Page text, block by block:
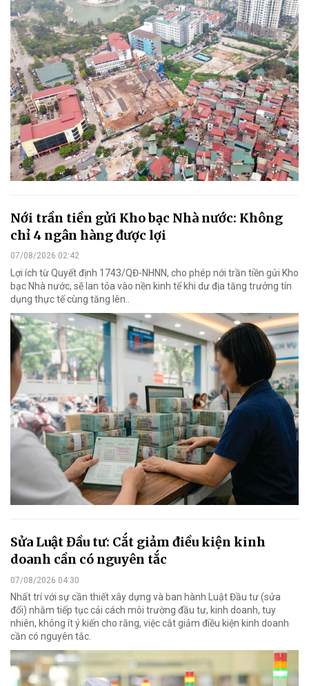
Nới trần tiền gửi Kho bạc Nhà nước: Không
chỉ 4 ngân hàng được lợi
07/08/2026 02:42
Lợi ích từ Quyết định 1743/QĐ-NHNN, cho phép nới trần tiền gửi Kho
bạc Nhà nước, sẽ lan tỏa vào nền kinh tế khi dư địa tăng trưởng tín
dụng thực tế cùng tăng lên..
Sửa Luật Đầu tư: Cắt giảm điều kiện kinh
doanh cần có nguyên tắc
07/08/2026 04:30
Nhất trí với sự cần thiết xây dựng và ban hành Luật Đầu tư (sửa
đổi) nhằm tiếp tục cải cách môi trường đầu tư, kinh doanh, tuy
nhiên, không ít ý kiến cho rằng, việc cắt giảm điều kiện kinh doanh
cần có nguyên tắc.